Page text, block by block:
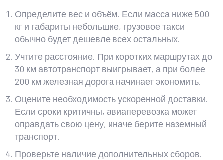
Определите вес и объём. Если масса ниже 500
кг и габариты небольшие, грузовое такси
обычно будет дешевле всех остальных.
Учтите расстояние. При коротких маршрутах до
30 км автотранспорт выигрывает, а при более
200 км железная дорога начинает экономить.
Оцените необходимость ускоренной доставки.
Если сроки критичны, авиаперевозка может
оправдать свою цену, иначе берите наземный
транспорт.
Проверьте наличие дополнительных сборов.